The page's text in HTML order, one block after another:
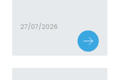
27/07/2026